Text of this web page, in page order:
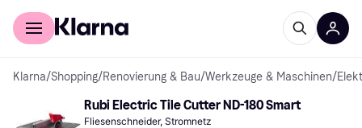
Für Shopper
Klarna/Shopping/Renovierung & Bau/Werkzeuge & Maschinen/
Rubi Electric Tile Cutter ND-180 Smart
Fliesenschneider, Stromnetz